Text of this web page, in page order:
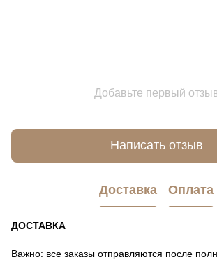
Добавьте первый
Написать отзыв
Доставка Оплата
ДОСТАВКА
Важно: все заказы отправляются после